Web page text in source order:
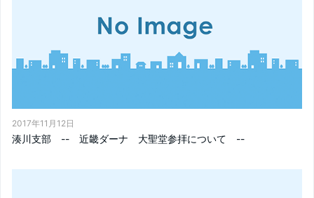
2017年11月12日
湊川支部 -- 近畿ダーナ 大聖堂参拝について --